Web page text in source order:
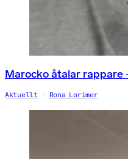
Marocko åtalar
Aktuellt Rona Lorimer